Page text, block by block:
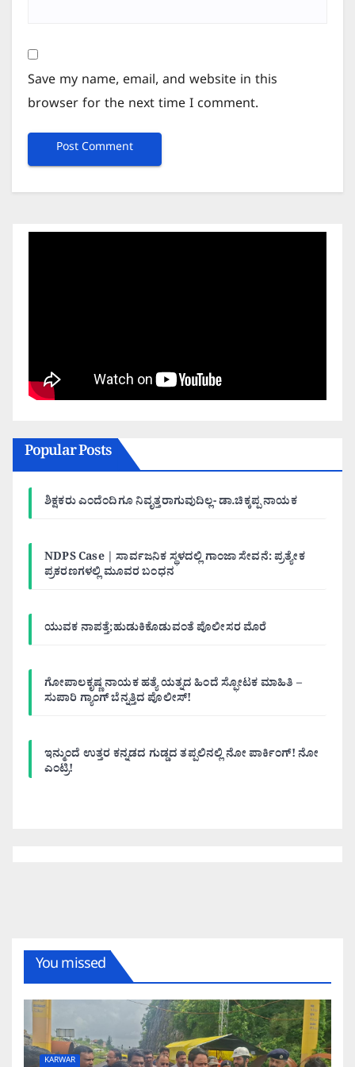
Save my name, email, and website in this
browser for the next time I comment.
Popular Posts
ಶಿಕ್ಷಕರು ಎಂದೆಂದಿಗೂ ನಿವೃತ್ತರಾಗುವುದಿಲ್ಲ- ಡಾ.ಚಿಕ್ಕಪ್ಪ ನಾಯಕ
NDPS Case | ಸಾರ್ವಜನಿಕ ಸ್ಥಳದಲ್ಲಿ ಗಾಂಜಾ ಸೇವನೆ: ಪ್ರತ್ಯೇಕ
ಪ್ರಕರಣಗಳಲ್ಲಿ ಮೂವರ ಬಂಧನ
ಯುವಕ ನಾಪತ್ತೆ;ಹುಡುಕಿಕೊಡುವಂತೆ ಪೊಲೀಸರ ಮೊರೆ
ಗೋಪಾಲಕೃಷ್ಣ ನಾಯಕ ಹತ್ಯೆ ಯತ್ನದ ಹಿಂದೆ ಸ್ಫೋಟಕ ಮಾಹಿತಿ –
ಸುಪಾರಿ ಗ್ಯಾಂಗ್ ಬೆನ್ನತ್ತಿದ ಪೊಲೀಸ್!
ಇನ್ಮುಂದೆ ಉತ್ತರ ಕನ್ನಡದ ಗುಡ್ಡದ ತಪ್ಪಲಿನಲ್ಲಿ ನೋ ಪಾರ್ಕಿಂಗ್! ನೋ
ಎಂಟ್ರಿ!
You missed
KARWAR